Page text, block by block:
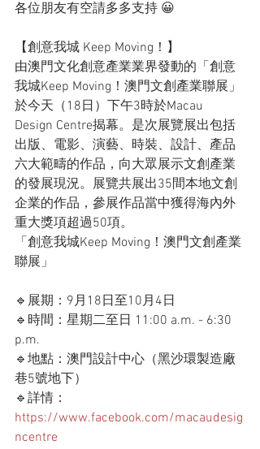
各位朋友有空請多多支持 😀
【創意我城 Keep Moving！】
由澳門文化創意產業業界發動的「創意
我城Keep Moving！澳門文創產業聯展」
於今天（18日）下午3時於Macau
Design Centre揭幕。是次展覽展出包括
出版、電影、演藝、時裝、設計、產品
六大範疇的作品，向大眾展示文創產業
的發展現況。展覽共展出35間本地文創
企業的作品，參展作品當中獲得海內外
重大獎項超過50項。
「創意我城Keep Moving！澳門文創產業
聯展」
🔹展期：9月18日至10月4日
🔹時間：星期二至日 11:00 a.m. - 6:30
p.m.
🔹地點：澳門設計中心（黑沙環製造廠
巷5號地下）
🔹詳情：
https://www.facebook.com/macaudesig
ncentre